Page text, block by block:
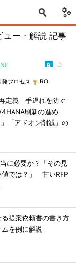
ュー・解説 記事
発プロセス ROI
再定義 手遅れを防ぐ
刷新の進め
「アドオン削減」の
に必要か？「その見
値では？」 甘いRFP
提案依頼書の書き方
を例に解説